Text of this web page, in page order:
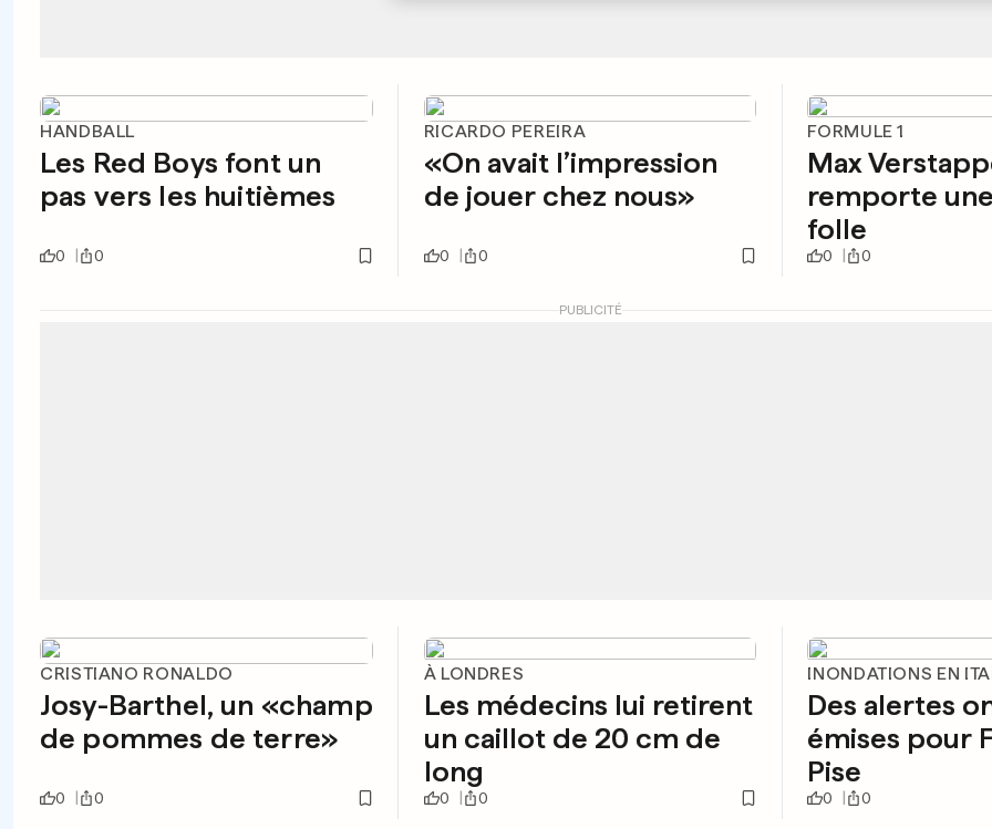
HANDBALL
Les Red Boys font un
pas vers les huitièmes
0 0
RICARDO PEREIRA
«On avait l’impression
de jouer chez nous»
0 0
FORMULE 1
Max
remporte
folle
0 0
PUBLICITÉ
CRISTIANO RONALDO
Josy-Barthel, un «champ
de pommes de terre»
0 0
À LONDRES
Les médecins lui retirent
un caillot de 20 cm de
long
0 0
INONDATIONS EN
Des alertes
émises pour
Pise
0 0